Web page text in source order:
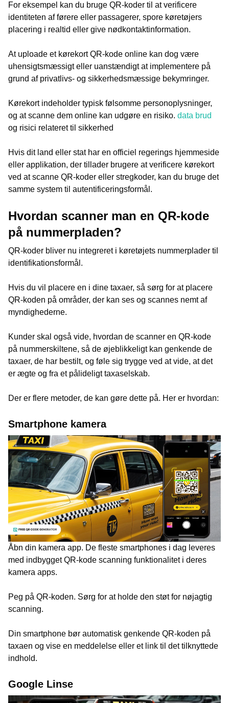
For eksempel kan du bruge QR-koder til at verificere
identiteten af førere eller passagerer, spore køretøjers
placering i realtid eller give nødkontaktinformation.
At uploade et kørekort QR-kode online kan dog være
uhensigtsmæssigt eller uanstændigt at implementere på
grund af privatlivs- og sikkerhedsmæssige bekymringer.
Kørekort indeholder typisk følsomme personoplysninger,
og at scanne dem online kan udgøre en risiko. data brud
og risici relateret til sikkerhed
Hvis dit land eller stat har en officiel regerings hjemmeside
eller applikation, der tillader brugere at verificere kørekort
ved at scanne QR-koder eller stregkoder, kan du bruge det
samme system til autentificeringsformål.
Hvordan scanner man en QR-kode
på nummerpladen?
QR-koder bliver nu integreret i køretøjets nummerplader til
identifikationsformål.
Hvis du vil placere en i dine taxaer, så sørg for at placere
QR-koden på områder, der kan ses og scannes nemt af
myndighederne.
Kunder skal også vide, hvordan de scanner en QR-kode
på nummerskiltene, så de øjeblikkeligt kan genkende de
taxaer, de har bestilt, og føle sig trygge ved at vide, at det
er ægte og fra et pålideligt taxaselskab.
Der er flere metoder, de kan gøre dette på. Her er hvordan:
Smartphone kamera
Åbn din kamera app. De fleste smartphones i dag leveres
med indbygget QR-kode scanning funktionalitet i deres
kamera apps.
Peg på QR-koden. Sørg for at holde den støt for nøjagtig
scanning.
Din smartphone bør automatisk genkende QR-koden på
taxaen og vise en meddelelse eller et link til det tilknyttede
indhold.
Google Linse